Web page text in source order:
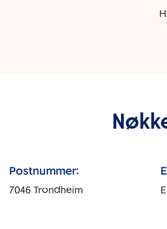
Postnummer:
7046 Trondheim